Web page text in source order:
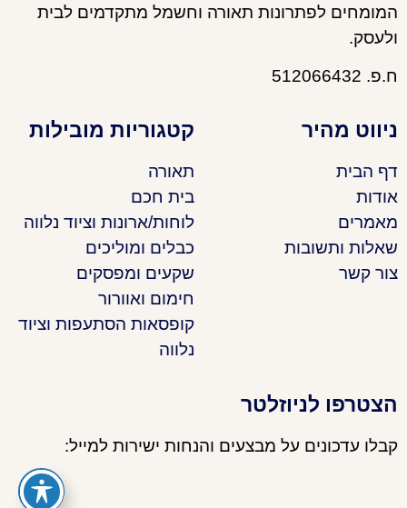
המומחים לפתרונות תאורה וחשמל מתקדמים לבית
ולעסק.
ח.פ. 512066432
ניווט מהיר
דף הבית
אודות
מאמרים
שאלות ותשובות
צור קשר
קטגוריות מובילות
תאורה
בית חכם
לוחות/ארונות וציוד נלווה
כבלים ומוליכים
שקעים ומפסקים
חימום ואוורור
קופסאות הסתעפות וציוד
נלווה
הצטרפו לניוזלטר
קבלו עדכונים על מבצעים והנחות ישירות למייל: